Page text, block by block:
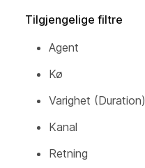
Tilgjengelige filtre
Agent
Kø
Varighet (Duration)
Kanal
Retning